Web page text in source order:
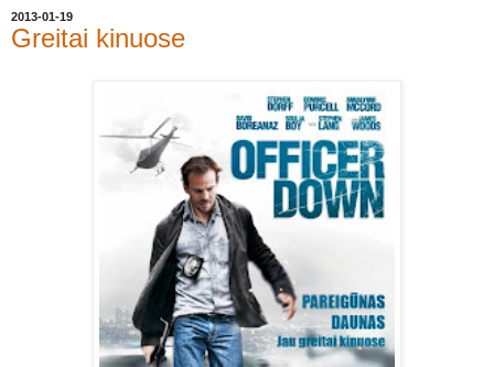
2013-01-19
Greitai kinuose